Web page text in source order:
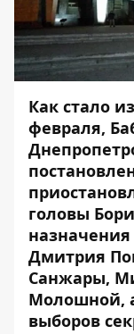
Как стало
февраля,
головы
Дмитрия
Санжары,
Молошной,
выборов